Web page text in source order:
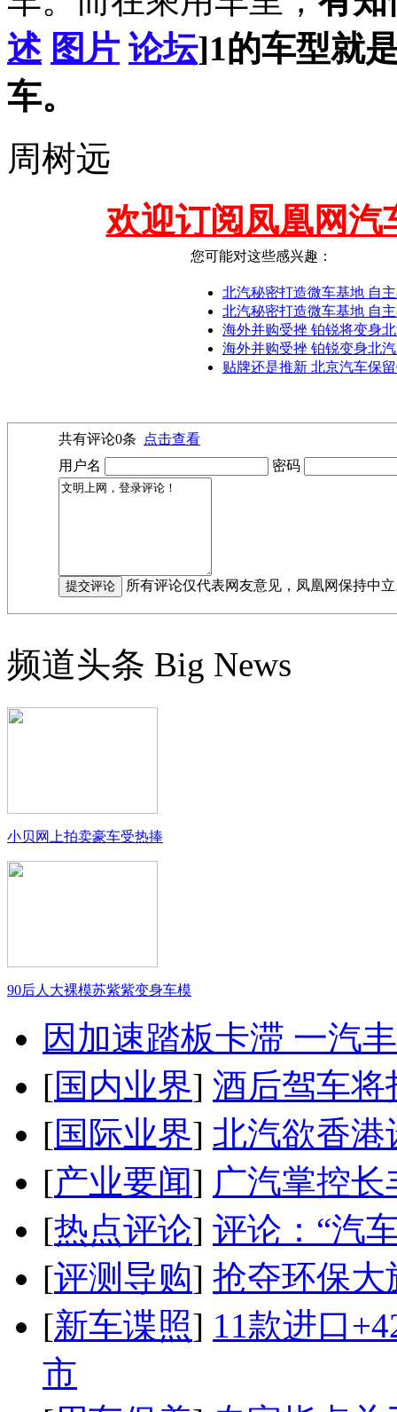
述 图片 论坛]1的车型就
车。
周树远
欢迎订阅凤凰网汽
您可能对这些感兴趣：
北汽秘密打造微车基地 自
北汽秘密打造微车基地 自
海外并购受挫 铂锐将变身
海外并购受挫 铂锐变身北
贴牌还是推新 北京汽车保
共有评论0条
点击查看
用户名
密码
所有评论仅代表网友意见，凤凰网保持中
频道头条 Big News
小贝网上拍卖豪车受热捧
90后人大裸模苏紫紫变身车模
因加速踏板卡滞 一汽
[国内业界] 酒后驾车将
[国际业界] 北汽欲香港
[产业要闻] 广汽掌控
[热点评论] 评论：“汽
[评测导购] 抢夺环保大
[新车谍照] 11款进口
市